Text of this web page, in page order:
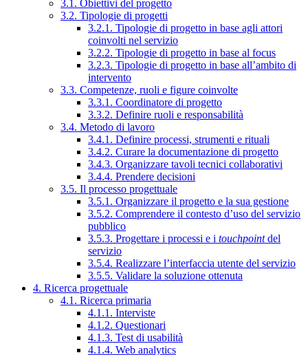
3.1. Obiettivi del progetto
3.2. Tipologie di progetti
3.2.1. Tipologie di progetto in base agli attori
coinvolti nel servizio
3.2.2. Tipologie di progetto in base al focus
3.2.3. Tipologie di progetto in base all’ambito di
intervento
3.3. Competenze, ruoli e figure coinvolte
3.3.1. Coordinatore di progetto
3.3.2. Definire ruoli e responsabilità
3.4. Metodo di lavoro
3.4.1. Definire processi, strumenti e rituali
3.4.2. Curare la documentazione di progetto
3.4.3. Organizzare tavoli tecnici collaborativi
3.4.4. Prendere decisioni
3.5. Il processo progettuale
3.5.1. Organizzare il progetto e la sua gestione
3.5.2. Comprendere il contesto d’uso del servizio
pubblico
3.5.3. Progettare i processi e i touchpointdel
servizio
3.5.4. Realizzare l’interfaccia utente del servizio
3.5.5. Validare la soluzione ottenuta
4. Ricerca progettuale
4.1. Ricerca primaria
4.1.1. Interviste
4.1.2. Questionari
4.1.3. Test di usabilità
4.1.4. Web analytics